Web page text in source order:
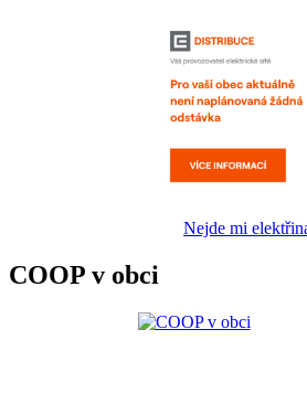
Nejde mi
COOP v obci